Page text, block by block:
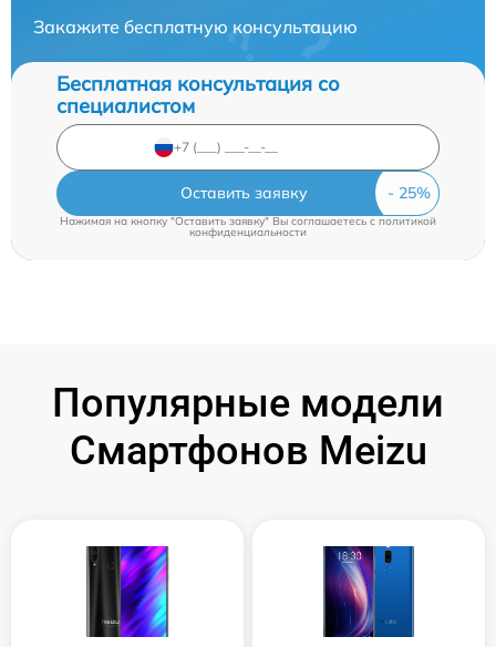
Закажите бесплатную консультацию
Бесплатная консультация со
специалистом
Оставить заявку
Нажимая на кнопку "Оставить заявку" Вы соглашаетесь cполитикой
конфиденциальности
Популярные модели
Смартфонов Meizu